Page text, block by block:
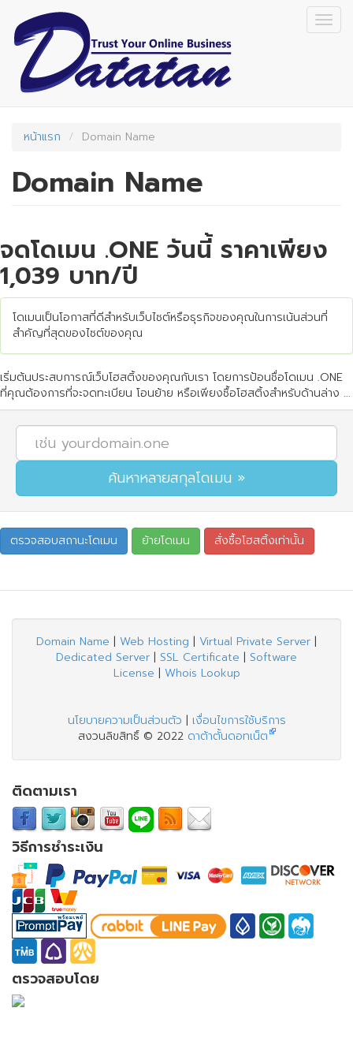
main
content
หน้าแรก Domain Name
Domain Name
จดโดเมน .ONE วันนี้ ราคาเพียง
1,039 บาท/ปี
โดเมนเป็นโอกาสที่ดีสำหรับเว็บไซต์หรือธุรกิจของคุณในการเน้นส่วนที่
สำคัญที่สุดของไซต์ของคุณ
เริ่มต้นประสบการณ์เว็บโฮสติ้งของคุณกับเรา โดยการป้อนชื่อโดเมน .ONE
ที่คุณต้องการที่จะจดทะเบียน โอนย้าย หรือเพียงซื้อโฮสติ้งสำหรับด้านล่าง ...
Domain Name | Web Hosting | Virtual Private Server |
Dedicated Server | SSL Certificate | Software
License | Whois Lookup
นโยบายความเป็นส่วนตัว | เงื่อนไขการใช้บริการ
สงวนลิขสิทธิ์ © 2022 ดาต้าตั้นดอทเน็ต
ติดตามเรา
วิธีการชำระเงิน
ตรวจสอบโดย